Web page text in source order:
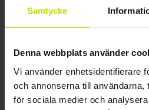
Samtycke
Denna webbplats använder
Vi använder enhetsidentifierare
och annonserna till användarna,
för sociala medier och